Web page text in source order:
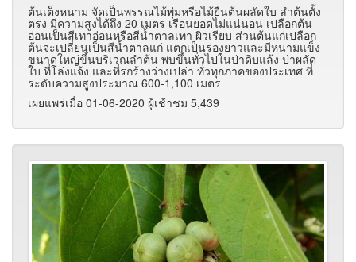
ต้นเต็งหนาม จัดเป็นพรรณไม้พุ่มหรือไม้ยืนต้นผลัดใบ ลำต้นตั้ง
ตรง มีความสูงได้ถึง 20 เมตร เรือนยอดไม่แน่นอน เปลือกต้น
อ่อนเป็นสีเทาอ่อนหรือสีน้ำตาลเทา ผิวเรียบ ส่วนต้นแก่เปลือก
ต้นจะเปลี่ยนเป็นสีน้ำตาลแก่ แตกเป็นร่องยาวและมีหนามแข็ง
ขนาดใหญ่ขึ้นบริเวณลำต้น พบขึ้นทั่วไปในป่าดิบแล้ง ป่าผลัด
ใบ ที่โล่งแจ้ง และที่รกร้างว่างเปล่า ทั่วทุกภาคของประเทศ ที่
ระดับความสูงประมาณ 600-1,100 เมตร
เผยแพร่เมื่อ 01-06-2020 ผู้เช้าชม 5,439